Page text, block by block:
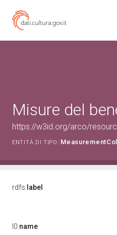
Misure del
https://w3id.org/arco/
ENTITÀ DI TIPO:
rdfs: label
l0:name